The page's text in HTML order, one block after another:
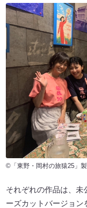
©「東野・岡村の旅猿25」
それぞれの作品は、未
ーズカットバージョ